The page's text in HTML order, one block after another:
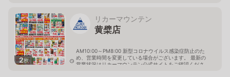
2枚
リカーマウンテン
黄檗店
AM10:00～PM8:00 新型コロナウイルス感染症防止のた
め、営業時間を変更している場合がございます。 最新の
営業状況はリカーマウンテン公式サイトをご確認くださ